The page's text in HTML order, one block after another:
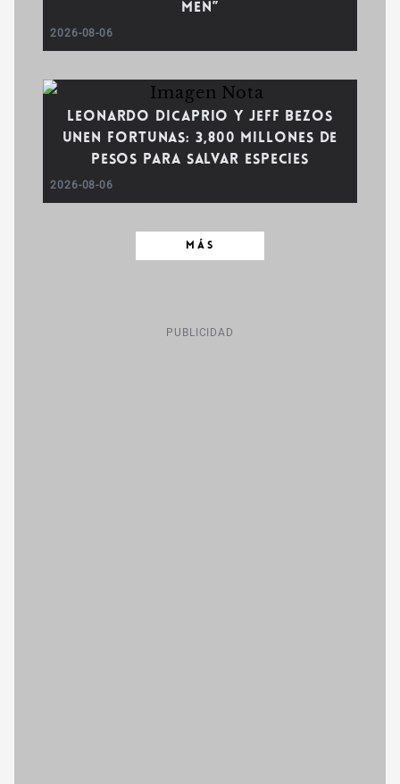
Men”
2026-08-06
Leonardo DiCaprio y Jeff Bezos
unen fortunas: 3,800 millones de
pesos para salvar especies
2026-08-06
MÁS
PUBLICIDAD